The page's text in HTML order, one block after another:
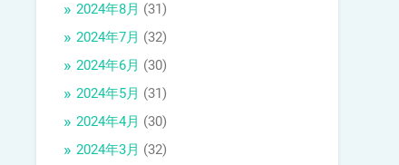
2024年8月 (31)
2024年7月 (32)
2024年6月 (30)
2024年5月 (31)
2024年4月 (30)
2024年3月 (32)